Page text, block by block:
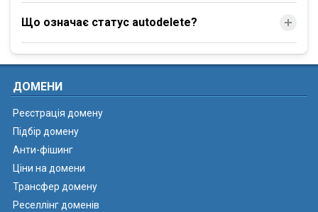
Що означає статус autodelete?
ДОМЕНИ
Реєстрація домену
Підбір домену
Анти-фішинг
Ціни на домени
Трансфер домену
Реселлінг доменів